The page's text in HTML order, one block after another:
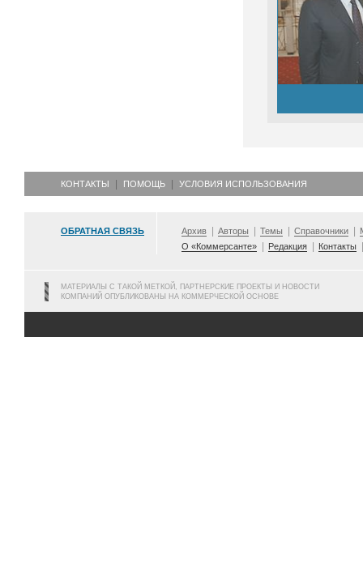
КОНТАКТЫ ПОМОЩЬ УСЛОВИЯ ИСПОЛЬЗОВАНИЯ
ОБРАТНАЯ СВЯЗЬ Архив Авторы Темы Справочники
О «Коммерсанте»
Редакция Контакты
МАТЕРИАЛЫ С ТАКОЙ МЕТКОЙ, ПАРТНЕРСКИЕ ПРОЕКТЫ И НОВОСТИ
КОМПАНИЙ ОПУБЛИКОВАНЫ НА КОММЕРЧЕСКОЙ ОСНОВЕ